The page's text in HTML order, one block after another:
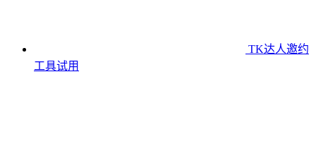
TK达人邀约
工具试用